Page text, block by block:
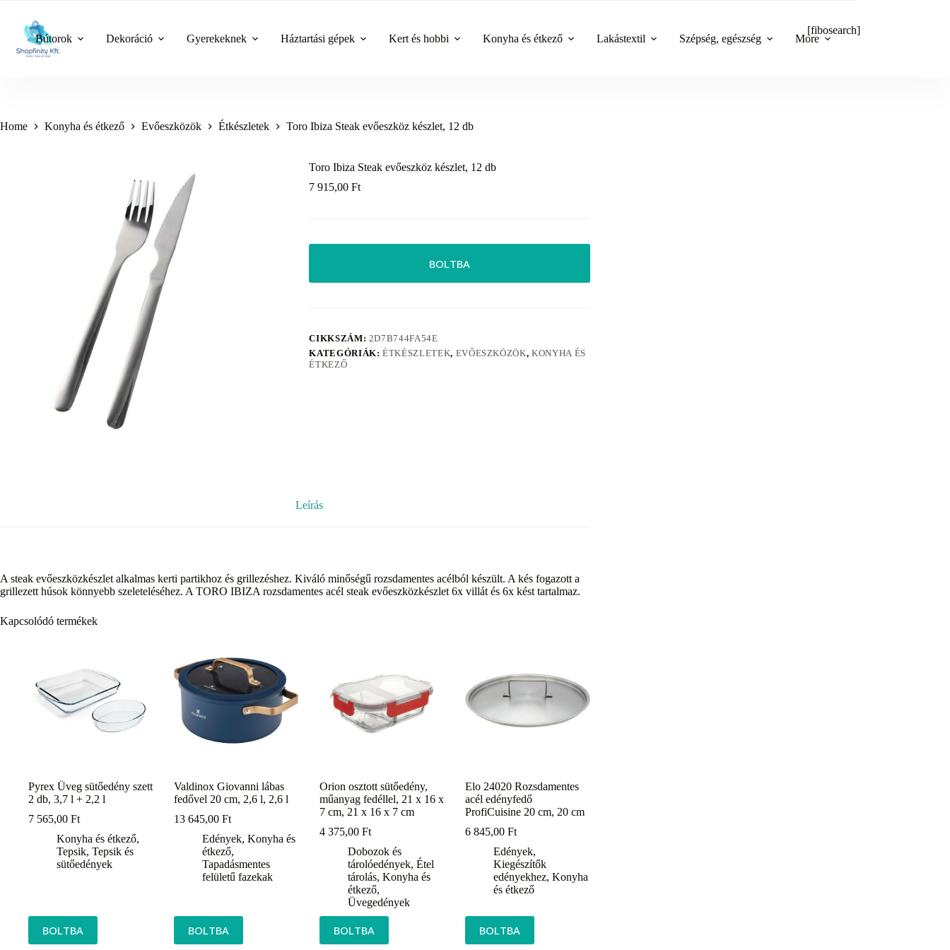
content
Bútorok Dekoráció Gyerekeknek Háztartási gépek Kert és hobbi Konyha és étkező Lakástextil Szépség, egészség More
[fibosearch]
Home Konyha és étkező Evőeszközök Étkészletek Toro Ibiza Steak evőeszköz készlet, 12 db
Toro Ibiza Steak evőeszköz készlet, 12 db
7 915,00Ft
BOLTBA
CIKKSZÁM: 2D7B744FA54E
KATEGÓRIÁK:ÉTKÉSZLETEK, EVŐESZKÖZÖK,KONYHA ÉS
ÉTKEZŐ
Leírás
A steak evőeszközkészlet alkalmas kerti partikhoz és grillezéshez. Kiváló minőségű rozsdamentes acélból készült. A kés fogazott a
grillezett húsok könnyebb szeleteléséhez. A TORO IBIZA rozsdamentes acél steak evőeszközkészlet 6x villát és 6x kést tartalmaz.
Kapcsolódó termékek
Pyrex Üveg sütőedény szett
2 db, 3,7 l + 2,2 l
7 565,00 Ft
Konyha és étkező,
Tepsik, Tepsik és
sütőedények
BOLTBA
Valdinox Giovanni lábas
fedővel 20 cm, 2,6 l, 2,6 l
13 645,00Ft
Edények,Konyha és
étkező,
Tapadásmentes
felületű fazekak
BOLTBA
Orion osztott sütőedény,
műanyag fedéllel, 21 x 16 x
7 cm, 21 x 16 x 7 cm
4 375,00Ft
Dobozok és
tárolóedények,Étel
tárolás,Konyha és
étkező,
Üvegedények
BOLTBA
Elo 24020 Rozsdamentes
acél edényfedő
ProfiCuisine 20 cm, 20 cm
6 845,00Ft
Edények,
Kiegészítők
edényekhez,Konyha
és étkező
BOLTBA